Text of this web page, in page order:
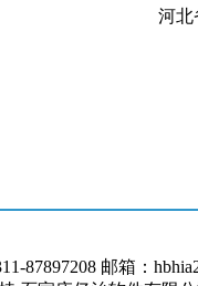
河北
87897208 邮箱：